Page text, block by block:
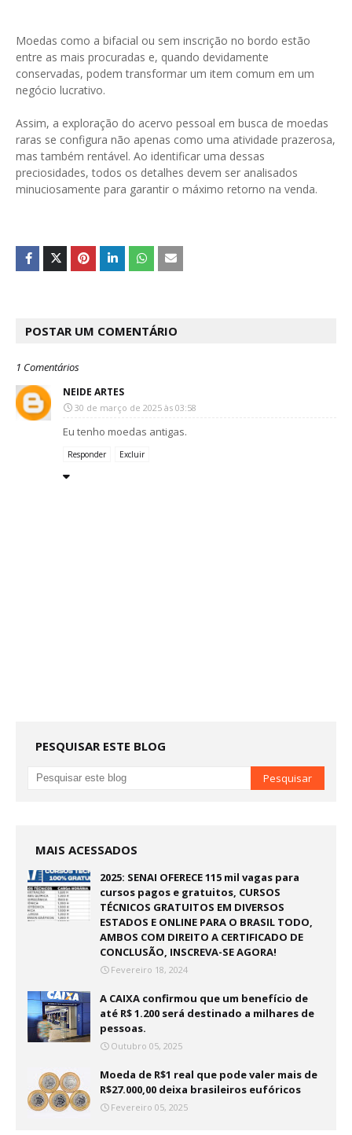
Moedas como a bifacial ou sem inscrição no bordo estão
entre as mais procuradas e, quando devidamente
conservadas, podem transformar um item comum em um
negócio lucrativo.
Assim, a exploração do acervo pessoal em busca de moedas
raras se configura não apenas como uma atividade prazerosa,
mas também rentável. Ao identificar uma dessas
preciosidades, todos os detalhes devem ser analisados
minuciosamente para garantir o máximo retorno na venda.
POSTAR UM COMENTÁRIO
1 Comentários
NEIDE ARTES
30 de março de 2025 às 03:58
Eu tenho moedas antigas.
Responder Excluir
PESQUISAR ESTE BLOG
MAIS ACESSADOS
2025: SENAI OFERECE 115 mil vagas para
cursos pagos e gratuitos, CURSOS
TÉCNICOS GRATUITOS EM DIVERSOS
ESTADOS E ONLINE PARA O BRASIL TODO,
AMBOS COM DIREITO A CERTIFICADO DE
CONCLUSÃO, INSCREVA-SE AGORA!
Fevereiro 18, 2024
A CAIXA confirmou que um benefício de
até R$ 1.200 será destinado a milhares de
pessoas.
Outubro 05, 2025
Moeda de R$1 real que pode valer mais de
R$27.000,00 deixa brasileiros eufóricos
Fevereiro 05, 2025